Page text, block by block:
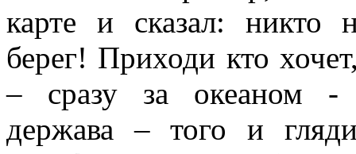
карте и сказал: никто
берег! Приходи кто
– сразу за океаном -
держава – того и